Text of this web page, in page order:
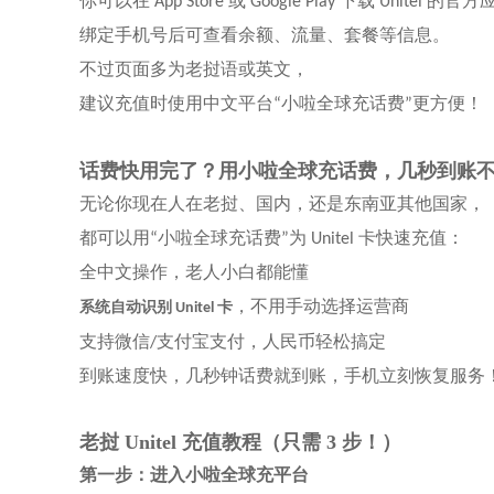
绑定手机号后可查看余额、流量、套餐等信息。
不过页面多为老挝语或英文，
建议充值时使用中文平台“小啦全球充话费”更方便！
话费快用完了？用小啦全球充话费，几秒到账
无论你现在人在老挝、国内，还是东南亚其他国家，
都可以用 “小啦全球充话费”为 Unitel 卡快速充值：
全中文操作，老人小白都能懂
系统自动识别 Unitel 卡 ，不用手动选择运营商
支持微信/支付宝支付，人民币轻松搞定
到账速度快，几秒钟话费就到账，手机立刻恢复服务！
老挝 Unitel 充值教程（只需 3 步！）
第一步：进入小啦全球充平台